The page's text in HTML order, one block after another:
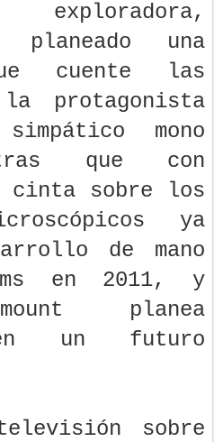
planeado una
cuente las
protagonista
mono
que con
cinta sobre los
ya
de mano
en 2011, y
planea
un futuro
sobre